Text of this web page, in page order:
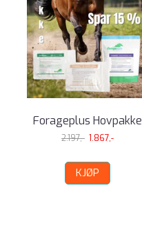
Forageplus Hovpakke
2.197,- 1.867,-
KJØP